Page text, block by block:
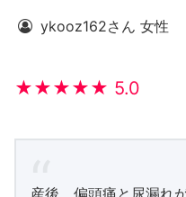
ykooz162さん 女性
★★★★★ 5.0
産後、偏頭痛と尿漏れ